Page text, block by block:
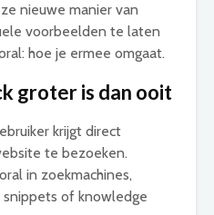
nieuwe manier van
voorbeelden te laten
hoe je ermee omgaat.
groter is dan ooit
krijgt direct
te bezoeken.
in zoekmachines,
of knowledge